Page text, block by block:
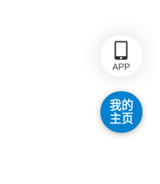
我的
主页